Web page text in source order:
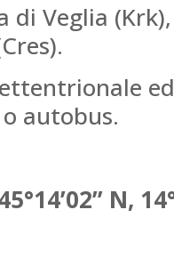
Veglia
autobus.
N,